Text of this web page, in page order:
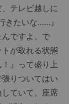
テレビ越しに
きたいな……』
ですよ。で
が取れる状態
』って盛り上
りついてはい
ていて。座席